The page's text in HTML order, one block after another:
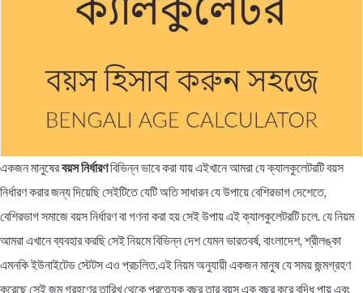
একজন মানুষেরবয়স নির্ধারণবিভিন্ন ভাবে করা যায় এইখানে আমরা যে ক্যালকুলেটরটি বয়স
নির্ধারণ করার জন্য দিয়েছি সেইটিতে যেটি অতি সাধারন যে উপায়ে বেশিরভাগ দেশেতে,
বেশিরভাগ সমাজে বয়স নির্ধারণ বা গণনা করা হয় সেই উপায় এই ক্যালকুলেটরটি চলে. যে নিয়ম
আমরা এখানে ব্যবহার করছি সেই নিয়মে বিভিন্ন দেশ যেমন ভারতবর্ষ, বাংলাদেশ, শ্রীলঙ্কা
এমনকি ইউনাইটেড স্টেটস এও প্রচলিত.এই নিয়ম অনুযায়ী একজন মানুষ যে সময় জন্মগ্রহণ
করেছে সেই জন্ম গ্রহণের তারিখ থেকে প্রত্যেক বছর তার বয়স এক বছর করে বৃদ্ধি পায় এবং